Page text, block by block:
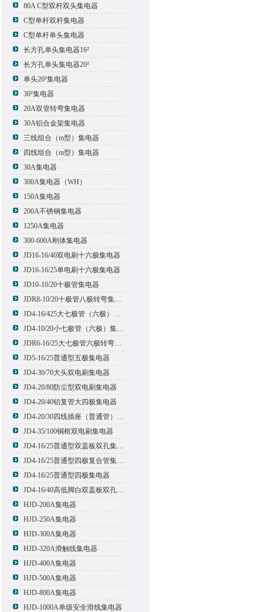
80A C型双杆双头集电器
C型单杆双杆集电器
C型单杆单头集电器
长方孔单头集电器16²
长方孔单头集电器20²
单头20²集电器
30²集电器
20A双管转弯集电器
30A铝合金架集电器
三线组合（m型）集电器
四线组合（m型）集电器
30A集电器
300A集电器（WH）
150A集电器
200A不锈钢集电器
1250A集电器
300-600A刚体集电器
JD16-16/40双电刷十六极集电器
JD16-16/25单电刷十六极集电器
JD10-10/20十极管集电器
JDR8-10/20十极管八极转弯集电器
JD4-16/425大七极管（六极）集电器
JD4-10/20小七极管（六极）集电器
JDR6-16/25大七极管六极转弯集电器
JD5-16/25普通型五极集电器
JD4-30/70大头双电刷集电器
JD4-20/80防尘型双电刷集电器
JD4-20/40铝复管大四极集电器
JD4-20/30四线插座（普通管）集电器
JD4-35/100铜框双电刷集电器
JD4-16/25普通型双盖板双孔集电器
JD4-16/25普通型四极复合管集电器
JD4-16/25普通型四极集电器
JD4-16/40高低脚白双盖板双孔集电器
HJD-200A集电器
HJD-250A集电器
HJD-300A集电器
HJD-320A滑触线集电器
HJD-400A集电器
HJD-500A集电器
HJD-800A集电器
HJD-1000A单级安全滑线集电器